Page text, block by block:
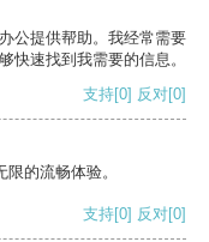
公提供帮助。我经常需要
快速找到我需要的信息。
支持[0] 反对[0]
的流畅体验。
支持[0] 反对[0]